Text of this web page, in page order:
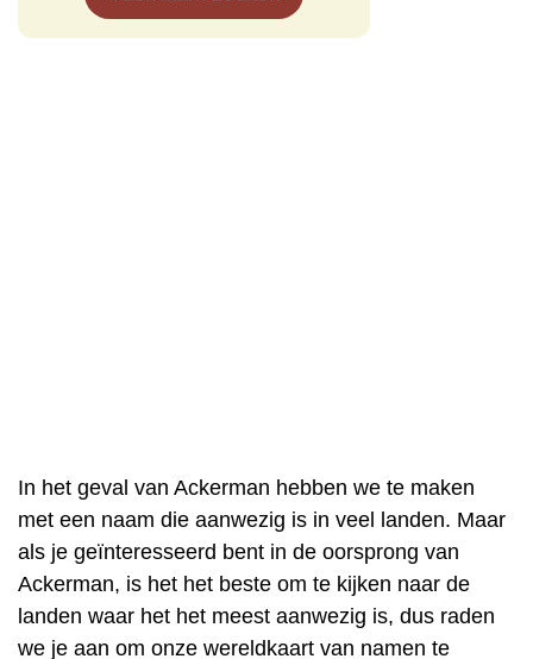
In het geval van Ackerman hebben we te maken
met een naam die aanwezig is in veel landen. Maar
als je geïnteresseerd bent in de oorsprong van
Ackerman, is het het beste om te kijken naar de
landen waar het het meest aanwezig is, dus raden
we je aan om onze wereldkaart van namen te